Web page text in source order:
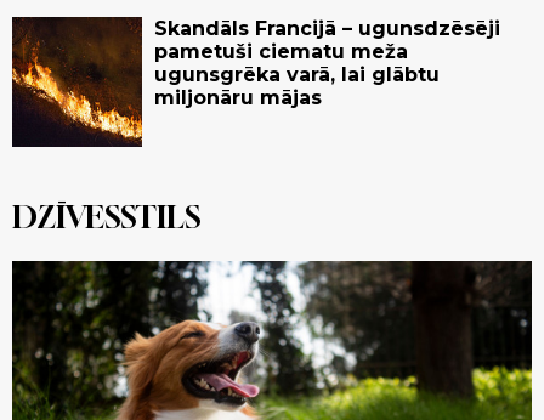
Skandāls Francijā – ugunsdzēsēji
pametuši ciematu meža
ugunsgrēka varā, lai glābtu
miljonāru mājas
DZĪVESSTILS